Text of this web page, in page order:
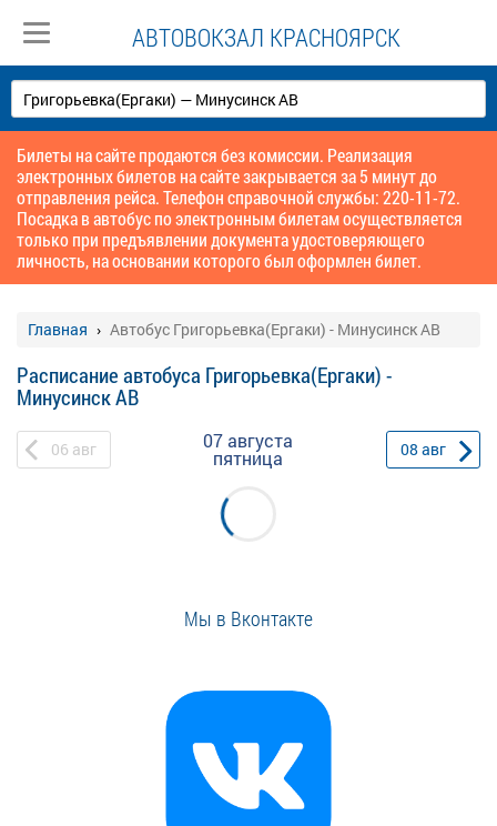
АВТОВОКЗАЛ КРАСНОЯРСК
Билеты на сайте продаются без комиссии. Реализация
электронных билетов на сайте закрывается за 5 минут до
отправления рейса. Телефон справочной службы: 220-11-72.
Посадка в автобус по электронным билетам осуществляется
только при предъявлении документа удостоверяющего
личность, на основании которого был оформлен билет.
Главная Автобус Григорьевка(Ергаки) - Минусинск АВ
Расписание автобуса Григорьевка(Ергаки) -
Минусинск АВ
06 авг 07 августа
пятница 08 авг
Мы в Вконтакте